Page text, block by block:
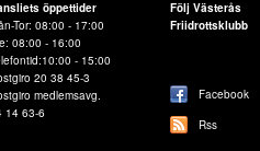
öppettider
Tor: 08:00 - 17:00
08:00 - 16:00
- 15:00
20 38 45-3
medlemsavg.
14 63-6
Följ Västerås
Friidrottsklubb
Facebook
Rss